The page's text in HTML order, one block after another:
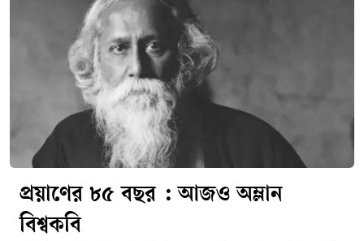
প্রয়াণের ৮৫ বছর : আজও অম্লান
বিশ্বকবি